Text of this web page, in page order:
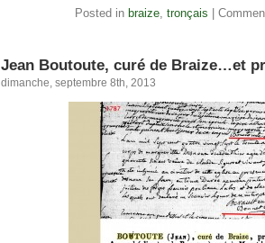
Posted in braize, tronçais
Jean Boutoute, curé de Braize…et
dimanche, septembre 8th, 2013